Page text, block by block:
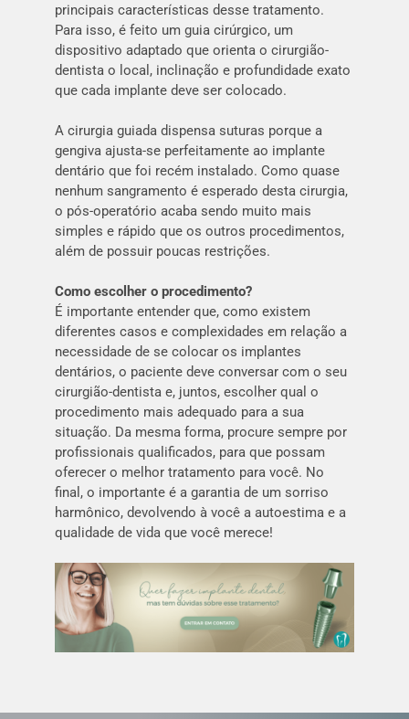
principais características desse tratamento.
Para isso, é feito um guia cirúrgico, um
dispositivo adaptado que orienta o cirurgião-
dentista o local, inclinação e profundidade exato
que cada implante deve ser colocado.
A cirurgia guiada dispensa suturas porque a
gengiva ajusta-se perfeitamente ao implante
dentário que foi recém instalado. Como quase
nenhum sangramento é esperado desta cirurgia,
o pós-operatório acaba sendo muito mais
simples e rápido que os outros procedimentos,
além de possuir poucas restrições.
Como escolher o procedimento?
É importante entender que, como existem
diferentes casos e complexidades em relação a
necessidade de se colocar os implantes
dentários, o paciente deve conversar com o seu
cirurgião-dentista e, juntos, escolher qual o
procedimento mais adequado para a sua
situação. Da mesma forma, procure sempre por
profissionais qualificados, para que possam
oferecer o melhor tratamento para você. No
final, o importante é a garantia de um sorriso
harmônico, devolvendo à você a autoestima e a
qualidade de vida que você merece!